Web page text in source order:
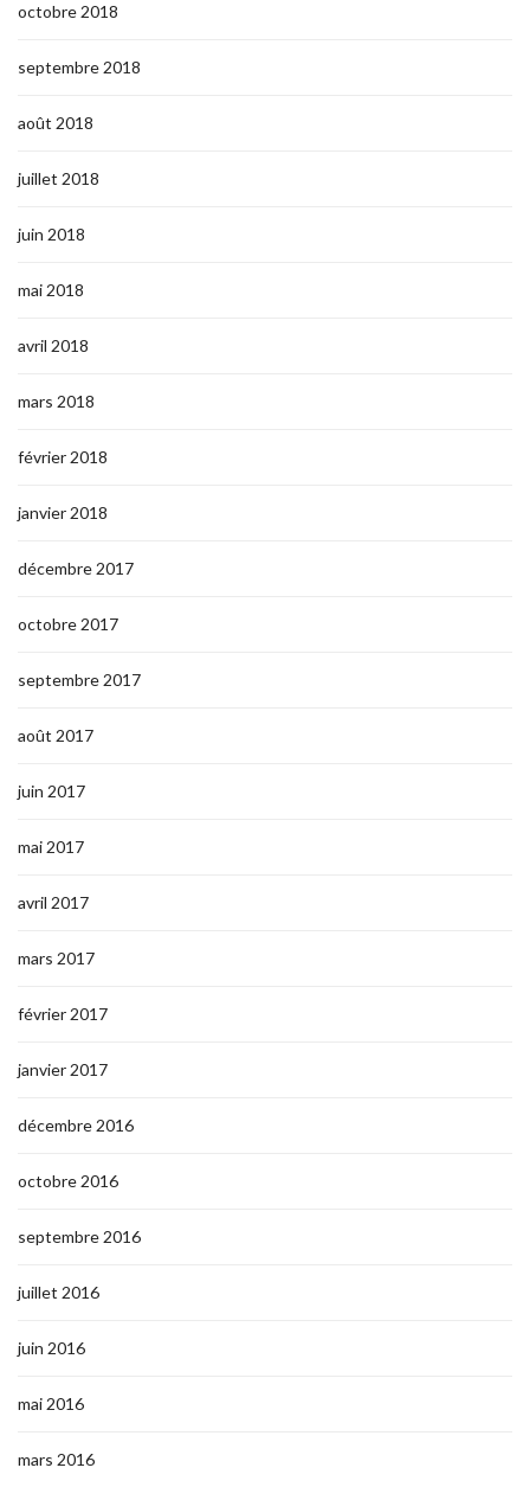
octobre 2018
septembre 2018
août 2018
juillet 2018
juin 2018
mai 2018
avril 2018
mars 2018
février 2018
janvier 2018
décembre 2017
octobre 2017
septembre 2017
août 2017
juin 2017
mai 2017
avril 2017
mars 2017
février 2017
janvier 2017
décembre 2016
octobre 2016
septembre 2016
juillet 2016
juin 2016
mai 2016
mars 2016